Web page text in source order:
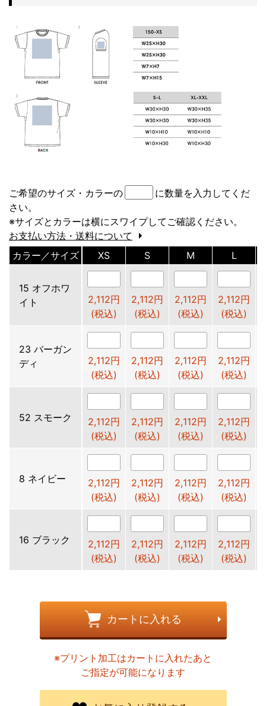
ご希望のサイズ・カラーの
に数量を入力してくだ
さい。
※サイズとカラーは横にスワイプしてご確認ください。
お支払い方法・送料について
カラー／サイズ
XS S M L
15 オフホワ
イト
2,112円
(税込)
2,112円
(税込)
2,112円
(税込)
2,112円
(税込)
23 バーガン
ディ
2,112円
(税込)
2,112円
(税込)
2,112円
(税込)
2,112円
(税込)
52 スモーク
2,112円
(税込)
2,112円
(税込)
2,112円
(税込)
2,112円
(税込)
8 ネイビー
2,112円
(税込)
2,112円
(税込)
2,112円
(税込)
2,112円
(税込)
16 ブラック
2,112円
(税込)
2,112円
(税込)
2,112円
(税込)
2,112円
(税込)
カートに入れる
※プリント加工はカートに入れたあと
ご指定が可能になります